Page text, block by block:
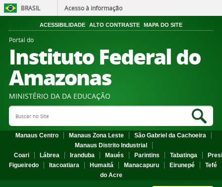
BRASIL Acesso à informação
ACESSIBILIDADE ALTO CONTRASTE MAPA DO SITE
Portal do
Instituto Federal do
Amazonas
MINISTÉRIO DA DA EDUCAÇÃO
Search Site
Manaus Centro Manaus Zona Leste
São Gabriel da Cachoeira
Manaus Distrito Industrial
Coari
Lábrea Iranduba Maués Parintins Tabatinga
Figueiredo
Itacoatiara Humaitá Manacapuru Eirunepé
Tefé
do Acre